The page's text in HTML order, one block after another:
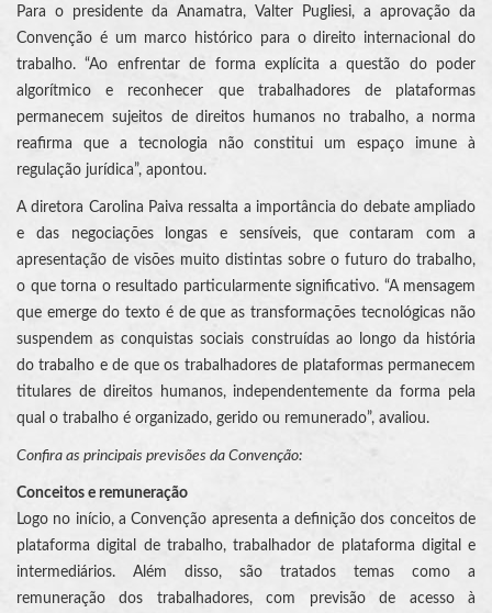
Para o presidente da Anamatra, Valter Pugliesi, a aprovação da
Convenção é um marco histórico para o direito internacional do
trabalho. “Ao enfrentar de forma explícita a questão do poder
algorítmico e reconhecer que trabalhadores de plataformas
permanecem sujeitos de direitos humanos no trabalho, a norma
reafirma que a tecnologia não constitui um espaço imune à
regulação jurídica”, apontou.
A diretora Carolina Paiva ressalta a importância do debate ampliado
e das negociações longas e sensíveis, que contaram com a
apresentação de visões muito distintas sobre o futuro do trabalho,
o que torna o resultado particularmente significativo. “A mensagem
que emerge do texto é de que as transformações tecnológicas não
suspendem as conquistas sociais construídas ao longo da história
do trabalho e de que os trabalhadores de plataformas permanecem
titulares de direitos humanos, independentemente da forma pela
qual o trabalho é organizado, gerido ou remunerado”, avaliou.
Confira as principais previsões da Convenção:
Conceitos e remuneração
Logo no início, a Convenção apresenta a definição dos conceitos de
plataforma digital de trabalho, trabalhador de plataforma digital e
intermediários. Além disso, são tratados temas como a
remuneração dos trabalhadores, com previsão de acesso à